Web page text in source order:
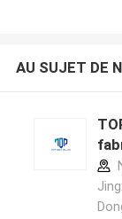
AU SUJET DE